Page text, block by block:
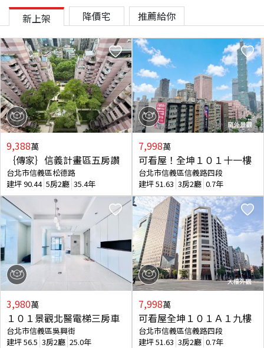
新上架 降價宅 推薦給你
9,388萬
｛傳家｝信義計畫區五房讚
台北市信義區松德路
建坪90.44 5房2廳 35.4年
3,980萬
１０１景觀北醫電梯三房車
台北市信義區吳興街
建坪56.5 3房2廳 25.0年
7,998萬
可看屋！全坤１０１十一樓
台北市信義區信義路四段
建坪51.63 3房2廳 0.7年
7,998萬
可看屋全坤１０１Ａ１九樓
台北市信義區信義路四段
建坪51.63 3房2廳 0.7年